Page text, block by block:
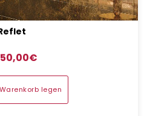
€
legen